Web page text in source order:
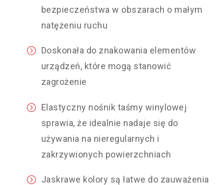
bezpieczeństwa w obszarach o małym
natężeniu ruchu
Doskonała do znakowania elementów
urządzeń, które mogą stanowić
zagrożenie
Elastyczny nośnik taśmy winylowej
sprawia, że idealnie nadaje się do
używania na nieregularnych i
zakrzywionych powierzchniach
Jaskrawe kolory są łatwe do zauważenia